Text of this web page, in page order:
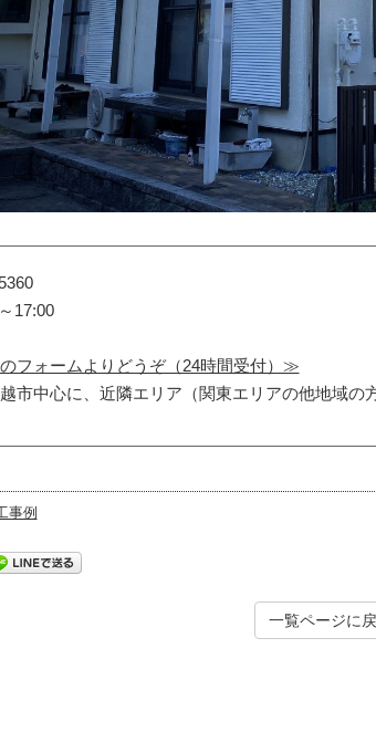
17:00
フォームよりどうぞ（24時間受付）≫
市中心に、近隣エリア（関東エリアの他地域の
事例
一覧ページに